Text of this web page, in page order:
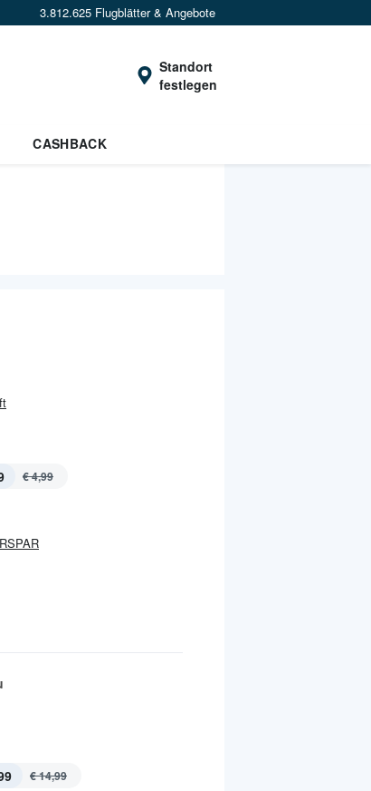
3.812.625 Flugblätter & Angebote
Standort
festlegen
CASHBACK
€ 4,99
€ 14,99